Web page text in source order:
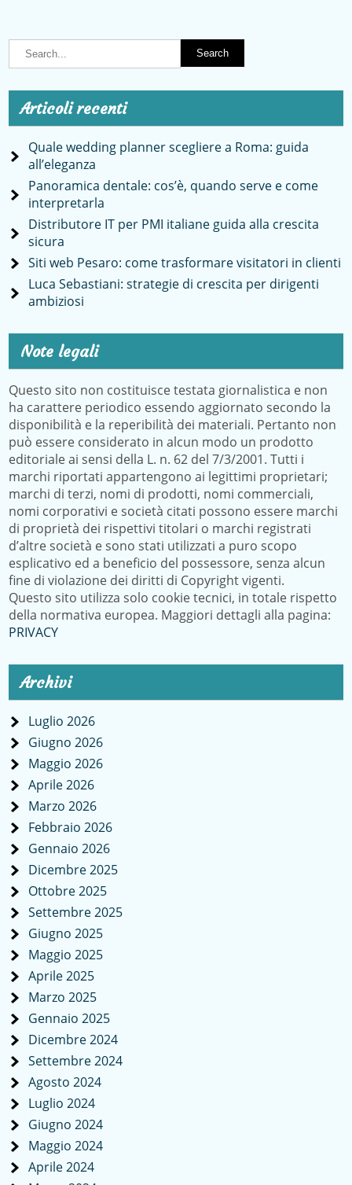
Articoli recenti
Quale wedding planner scegliere a Roma: guida
all’eleganza
Panoramica dentale: cos’è, quando serve e come
interpretarla
Distributore IT per PMI italiane guida alla crescita
sicura
Siti web Pesaro: come trasformare visitatori in clienti
Luca Sebastiani: strategie di crescita per dirigenti
ambiziosi
Note legali
Questo sito non costituisce testata giornalistica e non
ha carattere periodico essendo aggiornato secondo la
disponibilità e la reperibilità dei materiali. Pertanto non
può essere considerato in alcun modo un prodotto
editoriale ai sensi della L. n. 62 del 7/3/2001. Tutti i
marchi riportati appartengono ai legittimi proprietari;
marchi di terzi, nomi di prodotti, nomi commerciali,
nomi corporativi e società citati possono essere marchi
di proprietà dei rispettivi titolari o marchi registrati
d’altre società e sono stati utilizzati a puro scopo
esplicativo ed a beneficio del possessore, senza alcun
fine di violazione dei diritti di Copyright vigenti.
Questo sito utilizza solo cookie tecnici, in totale rispetto
della normativa europea. Maggiori dettagli alla pagina:
PRIVACY
Archivi
Luglio 2026
Giugno 2026
Maggio 2026
Aprile 2026
Marzo 2026
Febbraio 2026
Gennaio 2026
Dicembre 2025
Ottobre 2025
Settembre 2025
Giugno 2025
Maggio 2025
Aprile 2025
Marzo 2025
Gennaio 2025
Dicembre 2024
Settembre 2024
Agosto 2024
Luglio 2024
Giugno 2024
Maggio 2024
Aprile 2024